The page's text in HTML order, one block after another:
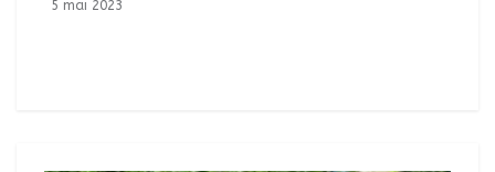
5 mai 2023